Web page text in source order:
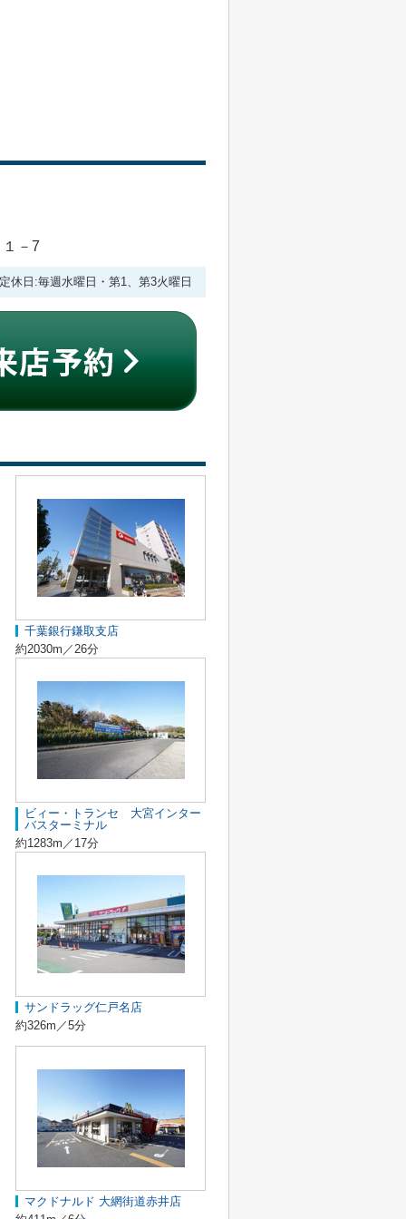
－7
休日:毎週水曜日・第1、第3火曜日
千葉銀行鎌取支店
約2030m／26分
ビィー・トランセ 大宮インター
バスターミナル
約1283m／17分
サンドラッグ仁戸名店
約326m／5分
マクドナルド 大網街道赤井店